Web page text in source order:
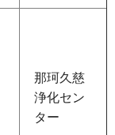
那珂久慈
浄化セン
ター